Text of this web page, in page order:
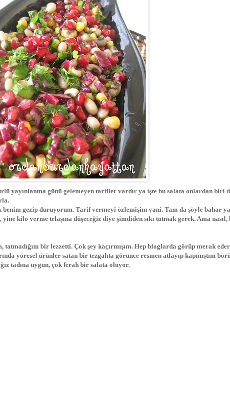
yayınlanma günü gelemeyen tarifler vardır ya işte bu salata onlardan biri
gezip duruyorum. Tarif vermeyi özlemişim yani. Tam da şöyle bahar
kilo verme telaşına düşeceğiz diye şimdiden sıkı tutmak gerek. Ama
bir lezzetti. Çok şey kaçırmışım. Hep bloglarda görüp merak
yöresel ürünler satan bir tezgahta görünce resmen atlayıp kapmıştım
tadına uygun, çok ferah bir salata oluyor.